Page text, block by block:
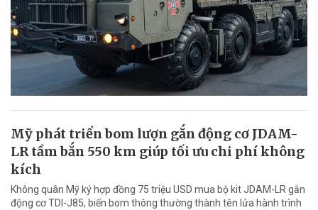
Mỹ phát triển bom lượn gắn động cơ JDAM-
LR tầm bắn 550 km giúp tối ưu chi phí không
kích
Không quân Mỹ ký hợp đồng 75 triệu USD mua bộ kit JDAM-LR gắn
động cơ TDI-J85, biến bom thông thường thành tên lửa hành trình